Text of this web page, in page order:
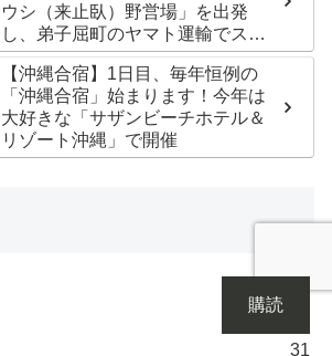
ウシ（来止臥）野営場」を出発
し、弟子屈町のヤマト運輸でステ
ッカー受け取り！今日は北見市の
無料キャンプ場「つつじ公園キャ
ンプ場」まで
【沖縄合宿】1日目、毎年恒例の
「沖縄合宿」始まります！今年は
大好きな「サザンビーチホテル＆
リゾート沖縄」で開催
31
購読